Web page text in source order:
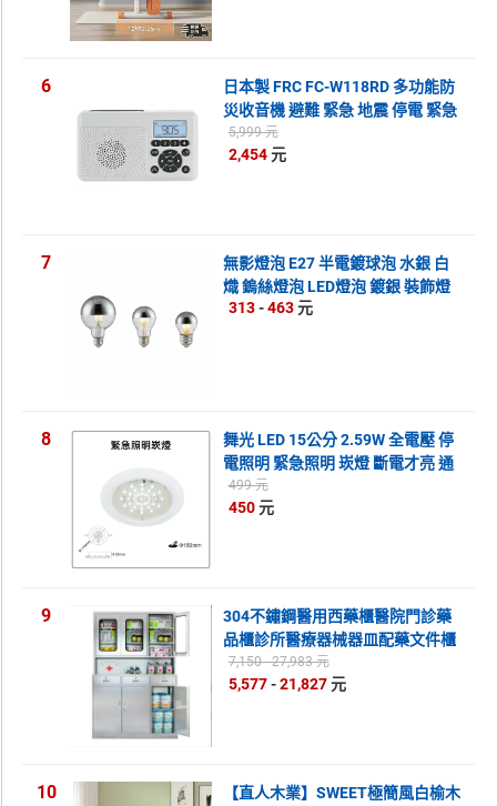
6
日本製 FRC FC-W118RD 多功能防
災收音機 避難 緊急 地震 停電 緊急
照明燈 手搖發電 USB 台灣可用 日
本正規品代購
5,999 元
2,454元
7
無影燈泡 E27 半電鍍球泡 水銀 白
熾 鎢絲燈泡 LED燈泡 鍍銀 裝飾燈
泡 反射燈泡 110V 220V
313-463元
8
舞光 LED 15公分 2.59W 全電壓 停
電照明 緊急照明 崁燈 斷電才亮 通
過中華民國消防認證 防災 停電 避
難 好商量~【APP滿額下單10%點
499 元
450元
9
304不鏽鋼醫用西藥櫃醫院門診藥
品櫃診所醫療器械器皿配藥文件櫃
dd555820
7,150 - 27,983 元
5,577-21,827元
10
【直人木業】SWEET極簡風白榆木